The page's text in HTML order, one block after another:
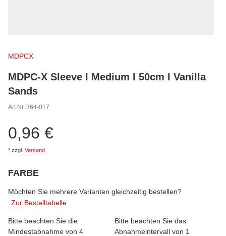
MDPCX
MDPC-X Sleeve I Medium I 50cm I Vanilla
Sands
Art.Nr.:364-017
0,96 €
* zzgl. Versand
FARBE
Möchten Sie mehrere Varianten gleichzeitig bestellen?
Zur Bestelltabelle
Bitte beachten Sie die
Mindestabnahme von 4
Bitte beachten Sie das
Abnahmeintervall von 1